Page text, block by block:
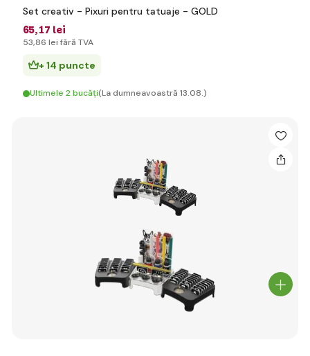
Set creativ - Pixuri pentru tatuaje - GOLD
65,17 lei
53,86 lei fără TVA
+ 14 puncte
Ultimele 2 bucăți(La dumneavoastră 13.08.)